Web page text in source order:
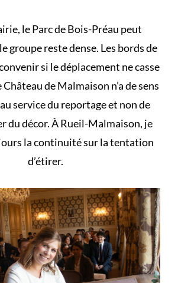
le Parc de Bois-Préau peut
groupe reste dense. Les bords de
si le déplacement ne casse
de Malmaison n’a de sens
service du reportage et non de
du décor. À Rueil-Malmaison, je
la continuité sur la tentation
d’étirer.